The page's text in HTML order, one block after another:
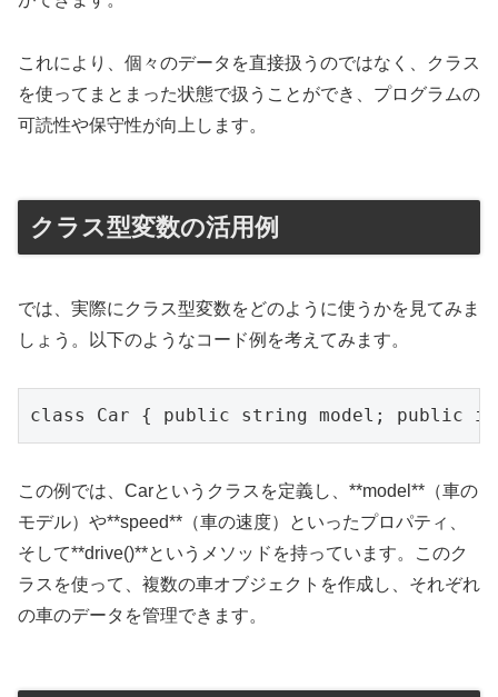
これにより、個々のデータを直接扱うのではなく、クラス
を使ってまとまった状態で扱うことができ、プログラムの
可読性や保守性が向上します。
クラス型変数の活用例
では、実際にクラス型変数をどのように使うかを見てみま
しょう。以下のようなコード例を考えてみます。
class Car { public string model; public
この例では、Carというクラスを定義し、**model**（車の
モデル）や**speed**（車の速度）といったプロパティ、
そして**drive()**というメソッドを持っています。このク
ラスを使って、複数の車オブジェクトを作成し、それぞれ
の車のデータを管理できます。